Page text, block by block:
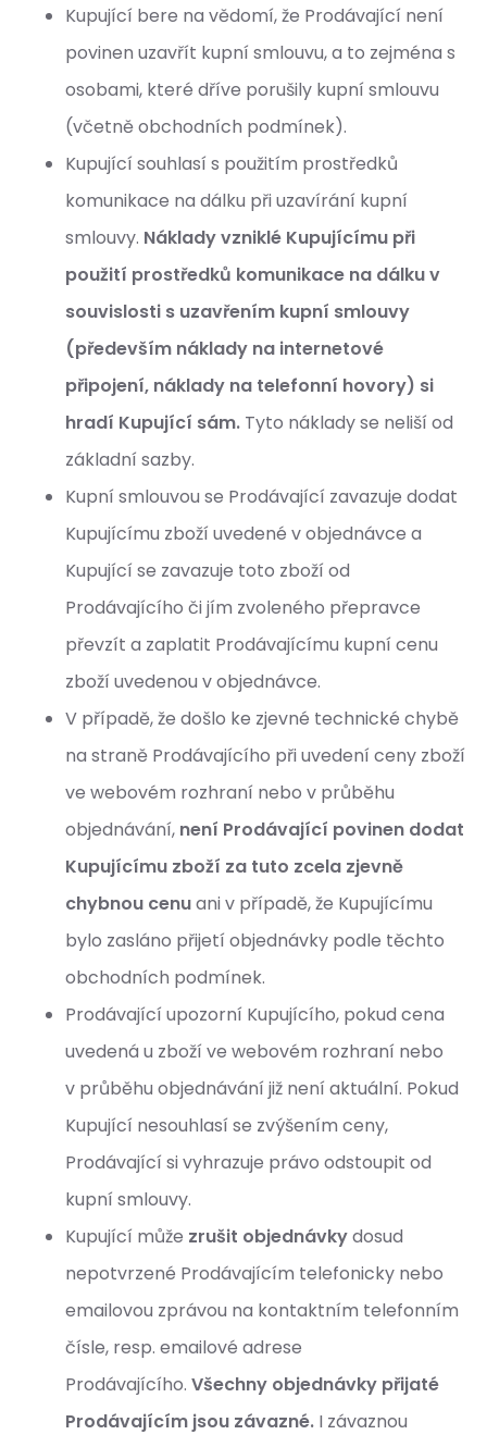
Kupující bere na vědomí, že Prodávající není
povinen uzavřít kupní smlouvu, a to zejména s
osobami, které dříve porušily kupní smlouvu
(včetně obchodních podmínek).
Kupující souhlasí s použitím prostředků
komunikace na dálku při uzavírání kupní
smlouvy. Náklady vzniklé Kupujícímu při
použití prostředků komunikace na dálku v
souvislosti s uzavřením kupní smlouvy
(především náklady na internetové
připojení, náklady na telefonní hovory) si
hradí Kupující sám. Tyto náklady se neliší od
základní sazby.
Kupní smlouvou se Prodávající zavazuje dodat
Kupujícímu zboží uvedené v objednávce a
Kupující se zavazuje toto zboží od
Prodávajícího či jím zvoleného přepravce
převzít a zaplatit Prodávajícímu kupní cenu
zboží uvedenou v objednávce.
V případě, že došlo ke zjevné technické chybě
na straně Prodávajícího při uvedení ceny zboží
ve webovém rozhraní nebo v průběhu
objednávání, není Prodávající povinen dodat
Kupujícímu zboží za tuto zcela zjevně
chybnou cenuani v případě, že Kupujícímu
bylo zasláno přijetí objednávky podle těchto
obchodních podmínek.
Prodávající upozorní Kupujícího, pokud cena
uvedená u zboží ve webovém rozhraní nebo
v průběhu objednávání již není aktuální. Pokud
Kupující nesouhlasí se zvýšením ceny,
Prodávající si vyhrazuje právo odstoupit od
kupní smlouvy.
Kupující může zrušit objednávkydosud
nepotvrzené Prodávajícím telefonicky nebo
emailovou zprávou na kontaktním telefonním
čísle, resp. emailové adrese
Prodávajícího. Všechny objednávky přijaté
Prodávajícím jsou závazné. I závaznou